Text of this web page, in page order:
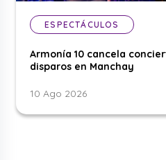
ESPECTÁCULOS
Armonía 10 cancela
disparos en Manchay
10 Ago 2026